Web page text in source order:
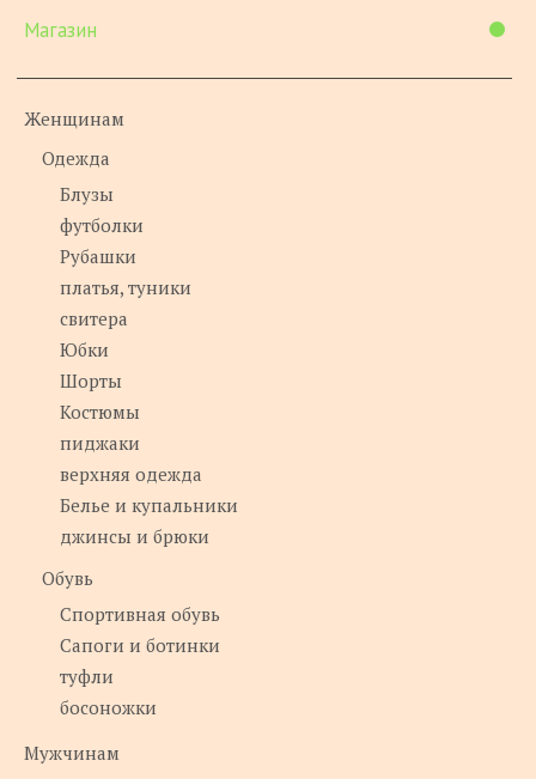
Магазин
Женщинам
Одежда
Блузы
футболки
Рубашки
платья, туники
свитера
Юбки
Шорты
Костюмы
пиджаки
верхняя одежда
Белье и купальники
джинсы и брюки
Обувь
Спортивная обувь
Сапоги и ботинки
туфли
босоножки
Мужчинам